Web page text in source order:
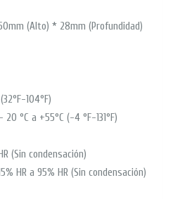
(Alto) * 28mm (Profundidad)
104°F)
°C a +55°C (-4 °F-131°F)
(Sin condensación)
HR a 95% HR (Sin condensación)